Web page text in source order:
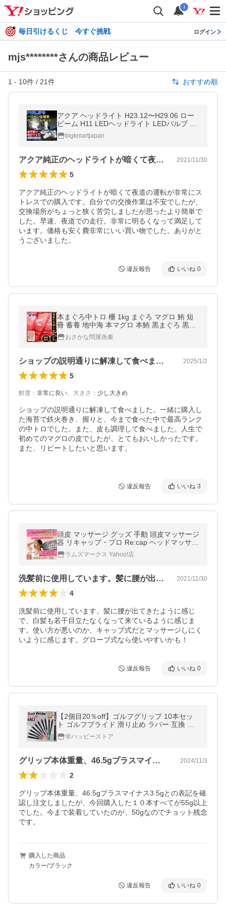
i
毎日引けるくじ 今すぐ挑戦 ログイン
mjs********さんの商品レビュー
1 - 10件 / 21件 おすすめ順
アクア ヘッドライト H23.12〜H29.06 ロー
ビーム H11 LEDヘッドライト LEDバルブ 12
000ルーメン １年保証 2個セット
bigkmartjapan
アクア純正のヘッドライトが暗くて夜道の… 2021/11/30
5
アクア純正のヘッドライトが暗くて夜道の運転が非常にス
トレスでの購入です。自分での交換作業は不安でしたが、
交換場所がちょっと狭く苦労しましたが思ったより簡単で
した。早速、夜道での走行。非常に明るくなって満足して
います。価格も安く費非常にいい買い物でした。ありがと
うございました。
違反報告 いいね 0
本まぐろ中トロ 柵 1kg まぐろ マグロ 鮪 短
冊 蓄養 地中海 本マグロ 本鮪 黒まぐろ 黒マ
グロ 中とろ 母の日 父の日 敬老 中元 ギフト
おさかな問屋魚奏
ショップの説明通りに解凍して食べました… 2025/1/2
5
鮮度 ： 非常に良い、 大きさ ： 少し大きめ
ショップの説明通りに解凍して食べました。一緒に購入し
た海苔で鉄火巻き、握りと、今まで食べた中で最高ランク
の中トロでした。また、皮も調理して食べました。人生で
初めてのマグロの皮でしたが、とてもおいしかったです。
また、リピートしたいと思います。
違反報告 いいね 3
頭皮 マッサージ グッズ 手動 頭皮マッサージ
器 リキャップ・プロ Re:cap ヘッドマッサー
ジャー ヘッドマッサージ ヘッドスパ 効果 育
毛 頭ほぐし
ラムズマークス Yahoo!店
洗髪前に使用しています。髪に腰が出てき… 2021/11/30
4
洗髪前に使用しています。髪に腰が出てきたように感じ
で、白髪も若干目立たなくなって来ているように感じま
す。使い方が悪いのか、キャップ式だとマッサージしにく
いように感じます。グローブ式なら使いやすいかも！
違反報告 いいね 0
【2個目20％off】ゴルフグリップ 10本セッ
ト ゴルフプライド 滑り止め ラバー 互換 ゴ
ルフ グリップ バックライン無し
幸ハッピーストア
グリップ本体重量、46.5gプラスマイ… 2024/11/3
2
グリップ本体重量、46.5gプラスマイナス3.5gとの表記を確
認し注文しましたが、今回購入した１０本すべてが55g以上
でした。今まで装着していたのが、50gなのでチョット残念
です。
購入した商品
カラー/ブラック
違反報告 いいね 0